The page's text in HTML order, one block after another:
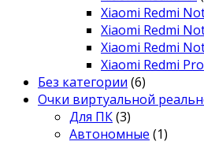
Xiaomi Redmi
Xiaomi Redmi
Xiaomi Redmi
Xiaomi Redmi Pro
Без категории (6)
Очки виртуальной
Для ПК(3)
Автономные (1)